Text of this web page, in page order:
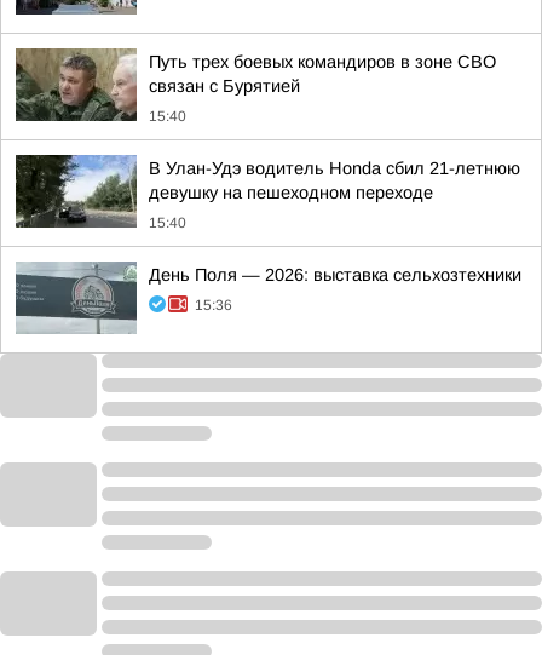
Путь трех боевых командиров в зоне СВО
связан с Бурятией
15:40
В Улан-Удэ водитель Honda сбил 21-летнюю
девушку на пешеходном переходе
15:40
День Поля — 2026: выставка сельхозтехники
15:36